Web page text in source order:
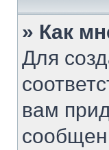
» Как
Для
вам